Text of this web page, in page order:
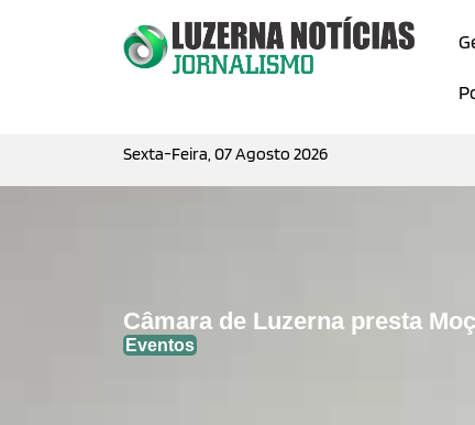
Sexta-Feira, 07 Agosto 2026
Câmara de Luzerna presta
Eventos